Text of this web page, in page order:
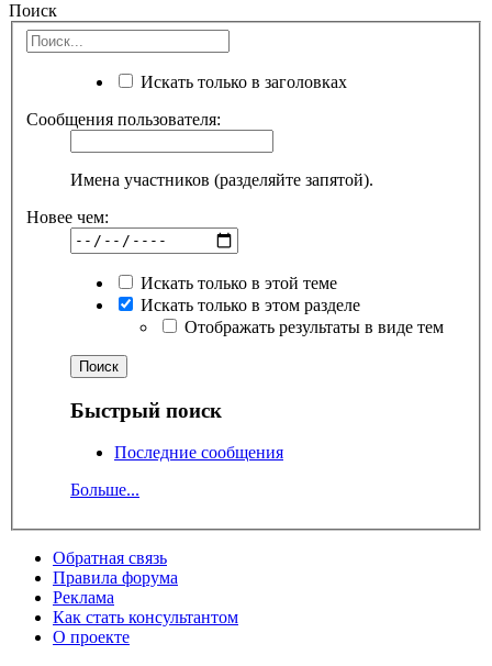
Поиск
Искать только в заголовках
Сообщения пользователя:
Имена участников (разделяйте запятой).
Новее чем:
Искать только в этой теме
Искать только в этом разделе
Отображать результаты в виде тем
Быстрый поиск
Последние сообщения
Больше...
Обратная связь
Правила форума
Реклама
Как стать консультантом
О проекте